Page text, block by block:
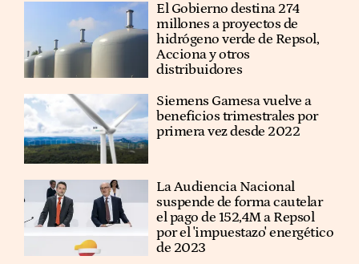
El Gobierno destina 274
millones a proyectos de
hidrógeno verde de Repsol,
Acciona y otros
distribuidores
Siemens Gamesa vuelve a
beneficios trimestrales por
primera vez desde 2022
La Audiencia Nacional
suspende de forma cautelar
el pago de 152,4M a Repsol
por el 'impuestazo' energético
de 2023